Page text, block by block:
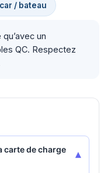
/ bateau
un
QC. Respectez
carte de charge
▾